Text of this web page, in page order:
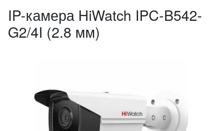
IP-камера HiWatch IPC-B542-
G2/4I (2.8 мм)